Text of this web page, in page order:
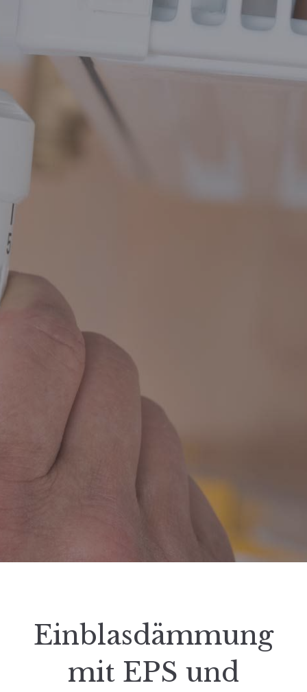
Einblasdämmung
mit EPS und